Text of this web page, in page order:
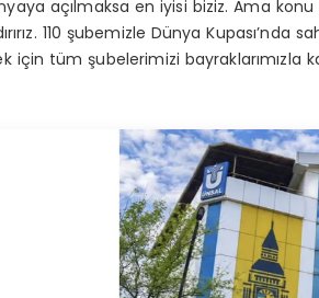
açılmaksa en iyisi biziz. Ama
110 şubemizle Dünya Kupası’nda
için tüm şubelerimizi bayraklarımızla